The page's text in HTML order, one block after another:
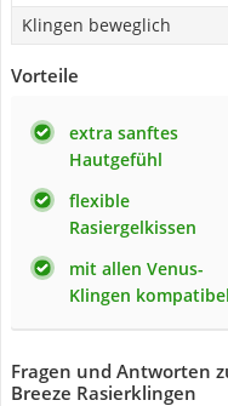
Klingen beweglich
Vorteile
extra sanftes
Hautgefühl
flexible
Rasiergelkissen
mit allen Venus-
Klingen kompatibel
Fragen und Antworten
Breeze Rasierklingen